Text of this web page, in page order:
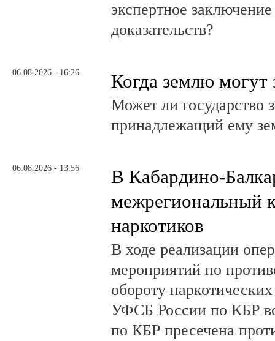
экспертное
доказательств?
06.08.2026 - 16:26 Когда землю могут
Может ли государство
принадлежащий ему
06.08.2026 - 13:56
В Кабардино-
межрегиональный
наркотиков
В ходе реализации
мероприятий по
обороту
УФСБ России по КБР
по КБР пресечена